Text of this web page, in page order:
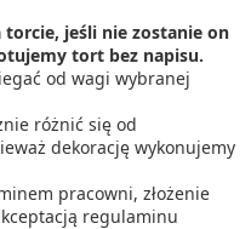
torcie, jeśli nie zostanie on
tort bez napisu.
od wagi wybranej
różnić się od
dekorację wykonujemy
pracowni, złożenie
regulaminu